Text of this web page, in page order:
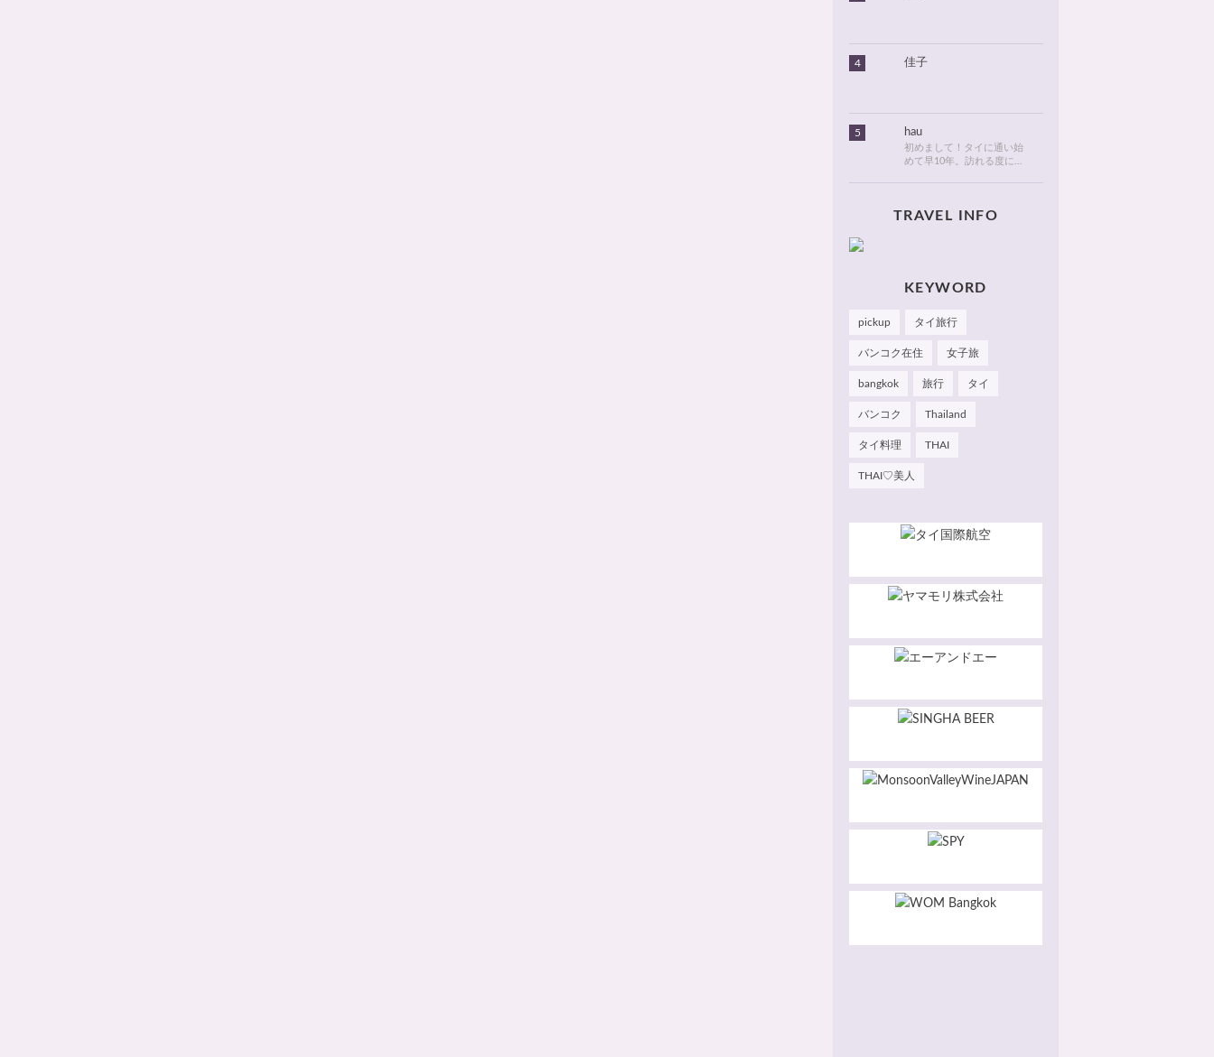
に関する情報などを発信し
ます！
4 佳子
5 hau
初めまして！タイに通い始
めて早10年。訪れる度に変
店・おしゃれなカフェやレ
たら嬉しいです 🙂 📌
Instagram Hau's Style
TRAVEL INFO
KEYWORD
pickup タイ旅行
バンコク在住 女子旅
bangkok 旅行 タイ
バンコク Thailand
タイ料理 THAI
THAI♡美人